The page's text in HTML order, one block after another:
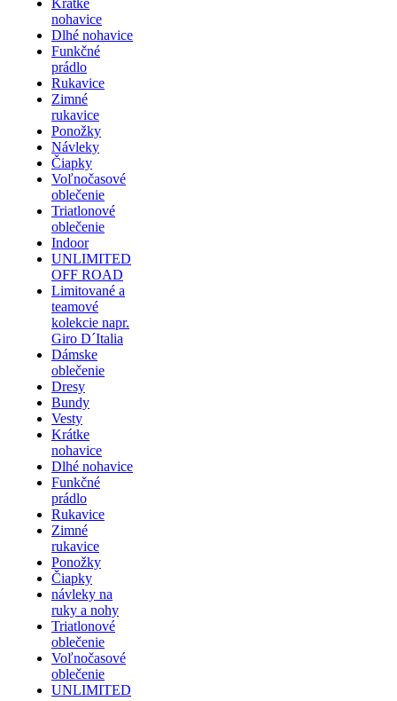
Krátke
nohavice
Dlhé nohavice
Funkčné
prádlo
Rukavice
Zimné
rukavice
Ponožky
Návleky
Čiapky
Voľnočasové
oblečenie
Triatlonové
oblečenie
Indoor
UNLIMITED
OFF ROAD
Limitované a
teamové
kolekcie napr.
Giro D´Italia
Dámske
oblečenie
Dresy
Bundy
Vesty
Krátke
nohavice
Dlhé nohavice
Funkčné
prádlo
Rukavice
Zimné
rukavice
Ponožky
Čiapky
návleky na
ruky a nohy
Triatlonové
oblečenie
Voľnočasové
oblečenie
UNLIMITED